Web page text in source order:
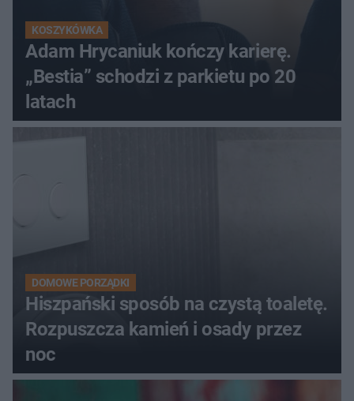
KOSZYKÓWKA
Adam Hrycaniuk kończy karierę.
„Bestia” schodzi z parkietu po 20
latach
DOMOWE PORZĄDKI
Hiszpański sposób na czystą toaletę.
Rozpuszcza kamień i osady przez
noc